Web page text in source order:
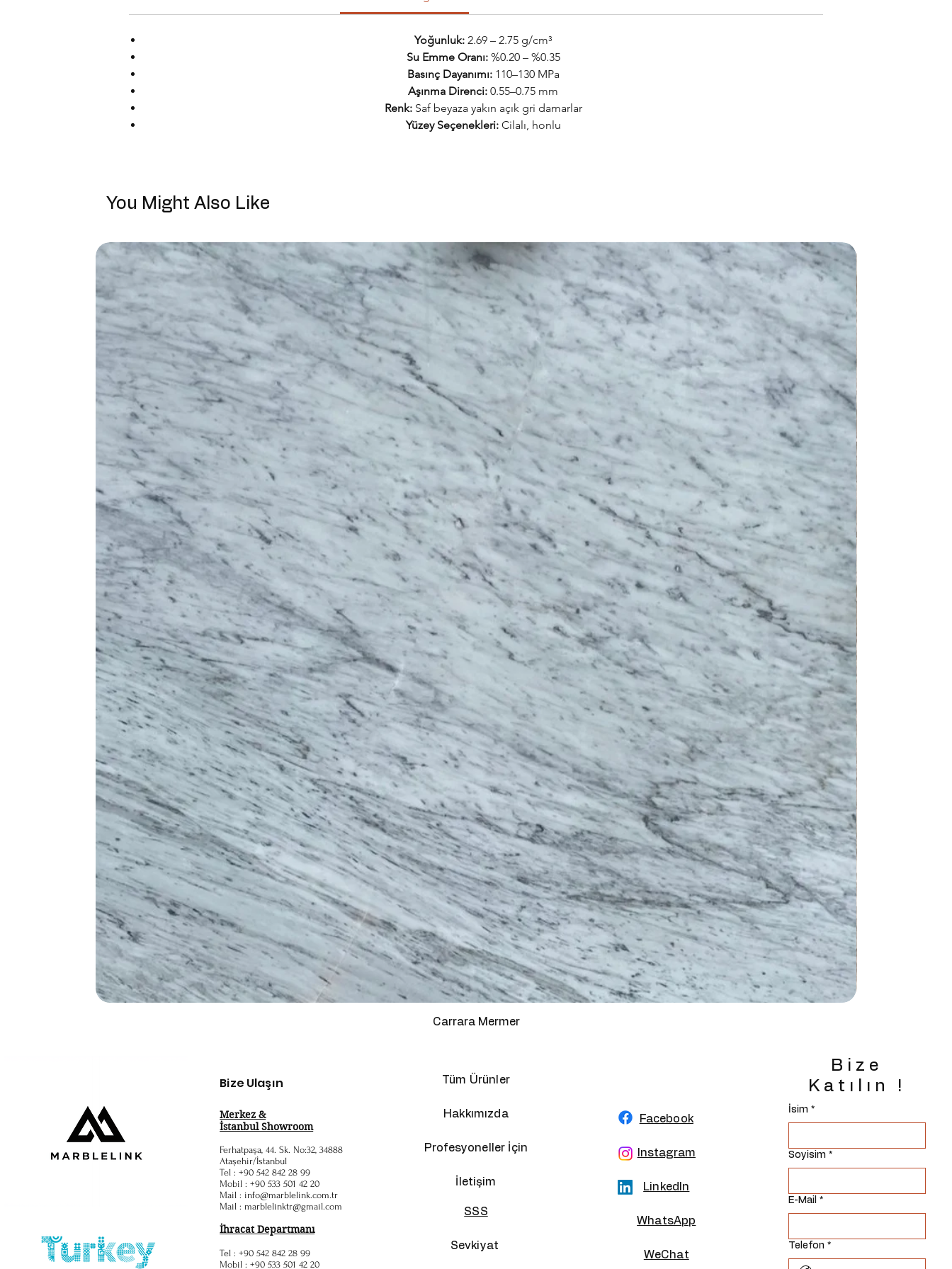
Yoğunluk: 2.69 – 2.75 g/cm³
Su Emme Oranı:%0.20 – %0.35
Basınç Dayanımı:110–130 MPa
Aşınma Direnci: 0.55–0.75 mm
Renk:Saf beyaza yakın açık gri damarlar
Yüzey Seçenekleri:Cilalı, honlu
You Might Also Like
Carrara Mermer
Bize Ulaşın
Merkez &
İstanbul Showroom
Ferhatpaşa, 44. Sk. No:32, 34888
Ataşehir/İstanbul
Tel : +90 542 842 28 99
Mobil : +90 533 501 42 20
Mail : info@marblelink.com.tr
Mail : marblelinktr@gmail.com
İhracat Departmanı
Tel : +90 542 842 28 99
Mobil : +90 533 501 42 20
SSS
Sevkiyat
Tüm Ürünler
Hakkımızda
Profesyoneller İçin
İletişim
Facebook
Instagram
Linkedln
WhatsApp
WeChat
Bize
Katılın !
İsim *
Soyisim *
E-Mail *
Telefon *